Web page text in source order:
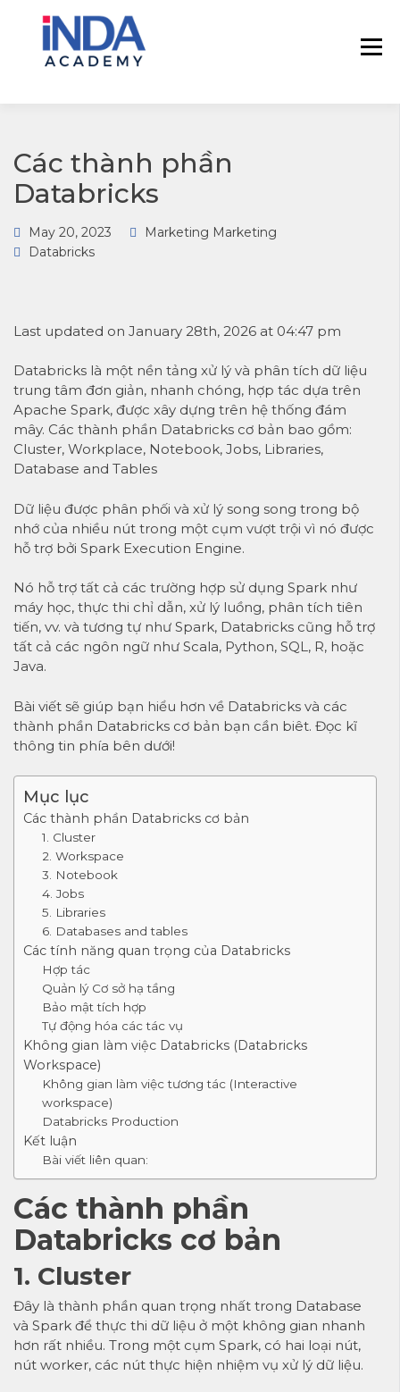
LIỆU & AI INSIGHT
hàng – bảo hiểm – chứng khoán và
Các thành phần
Databricks
May 20, 2023
Marketing Marketing
Databricks
Last updated on January 28th, 2026 at 04:47 pm
Databricks là một nền tảng xử lý và phân tích dữ liệu
trung tâm đơn giản, nhanh chóng, hợp tác dựa trên
Apache Spark, được xây dựng trên hệ thống đám
mây. Các thành phần Databricks cơ bản bao gồm:
Cluster, Workplace, Notebook, Jobs, Libraries,
Database and Tables
Dữ liệu được phân phối và xử lý song song trong bộ
nhớ của nhiều nút trong một cụm vượt trội vì nó được
hỗ trợ bởi Spark Execution Engine.
Nó hỗ trợ tất cả các trường hợp sử dụng Spark như
máy học, thực thi chỉ dẫn, xử lý luồng, phân tích tiên
tiến, vv. và tương tự như Spark, Databricks cũng hỗ trợ
tất cả các ngôn ngữ như Scala, Python, SQL, R, hoặc
Java.
Bài viết sẽ giúp bạn hiểu hơn về Databricks và các
thành phần Databricks cơ bản bạn cần biêt. Đọc kĩ
thông tin phía bên dưới!
Mục lục
Các thành phần Databricks cơ bản
1. Cluster
2. Workspace
3. Notebook
4. Jobs
5. Libraries
6. Databases and tables
Các tính năng quan trọng của Databricks
Hợp tác
Quản lý Cơ sở hạ tầng
Bảo mật tích hợp
Tự động hóa các tác vụ
Không gian làm việc Databricks (Databricks
Workspace)
Không gian làm việc tương tác (Interactive
workspace)
Databricks Production
Kết luận
Bài viết liên quan:
Các thành phần
Databricks cơ bản
1. Cluster
Đây là thành phần quan trọng nhất trong Database
và Spark để thực thi dữ liệu ở một không gian nhanh
hơn rất nhiều. Trong một cụm Spark, có hai loại nút,
nút worker, các nút thực hiện nhiệm vụ xử lý dữ liệu.